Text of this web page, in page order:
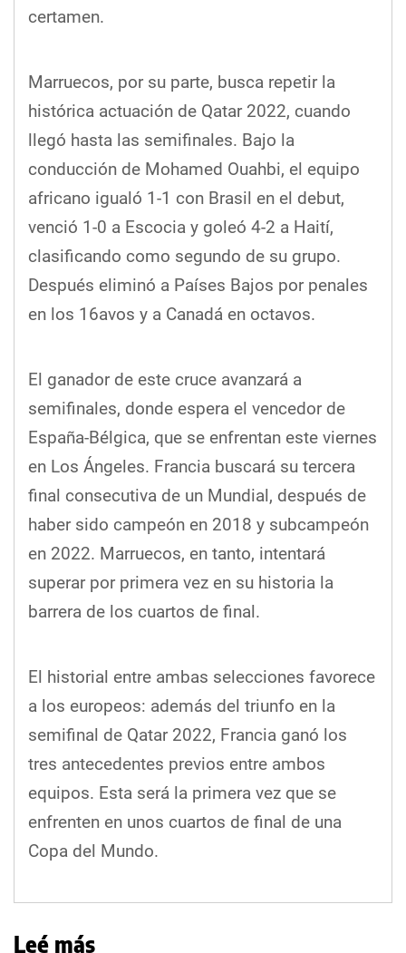
certamen.
Marruecos, por su parte, busca repetir la
histórica actuación de Qatar 2022, cuando
llegó hasta las semifinales. Bajo la
conducción de Mohamed Ouahbi, el equipo
africano igualó 1-1 con Brasil en el debut,
venció 1-0 a Escocia y goleó 4-2 a Haití,
clasificando como segundo de su grupo.
Después eliminó a Países Bajos por penales
en los 16avos y a Canadá en octavos.
El ganador de este cruce avanzará a
semifinales, donde espera el vencedor de
España-Bélgica, que se enfrentan este viernes
en Los Ángeles. Francia buscará su tercera
final consecutiva de un Mundial, después de
haber sido campeón en 2018 y subcampeón
en 2022. Marruecos, en tanto, intentará
superar por primera vez en su historia la
barrera de los cuartos de final.
El historial entre ambas selecciones favorece
a los europeos: además del triunfo en la
semifinal de Qatar 2022, Francia ganó los
tres antecedentes previos entre ambos
equipos. Esta será la primera vez que se
enfrenten en unos cuartos de final de una
Copa del Mundo.
Leé más